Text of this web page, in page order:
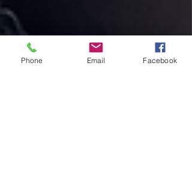
Phone Email Facebook